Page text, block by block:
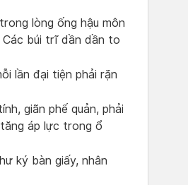
lòng ống hậu môn
Các búi trĩ dần dần to
lần đại tiện phải rặn
giãn phế quản, phải
áp lực trong ổ
ký bàn giấy, nhân